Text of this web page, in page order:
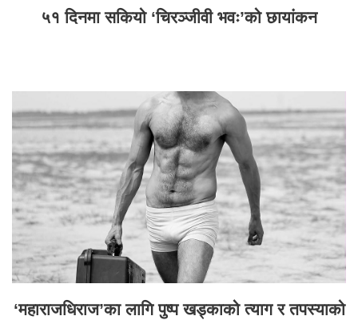
५१ दिनमा सकियो ‘चिरञ्जीवी भवः’को छायांकन
‘महाराजधिराज’का लागि पुष्प खड्काको त्याग र तपस्याको